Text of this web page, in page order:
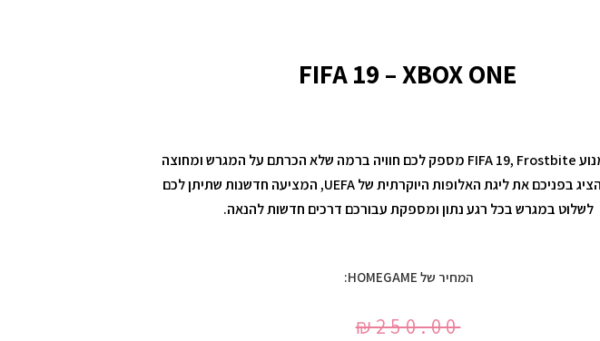
FIFA 19 – XBOX ONE
בעזרת המנוע FIFA 19, Frostbite מספק לכם חוויה ברמה שלא הכרתם על המגרש ומחוצה
לו. גאים להציג בפניכם את ליגת האלופות היוקרתית של UEFA, המציעה חדשנות שתיתן לכם
לשלוט במגרש בכל רגע נתון ומספקת עבורכם דרכים חדשות להנאה.
המחיר של HOMEGAME:
₪250.00